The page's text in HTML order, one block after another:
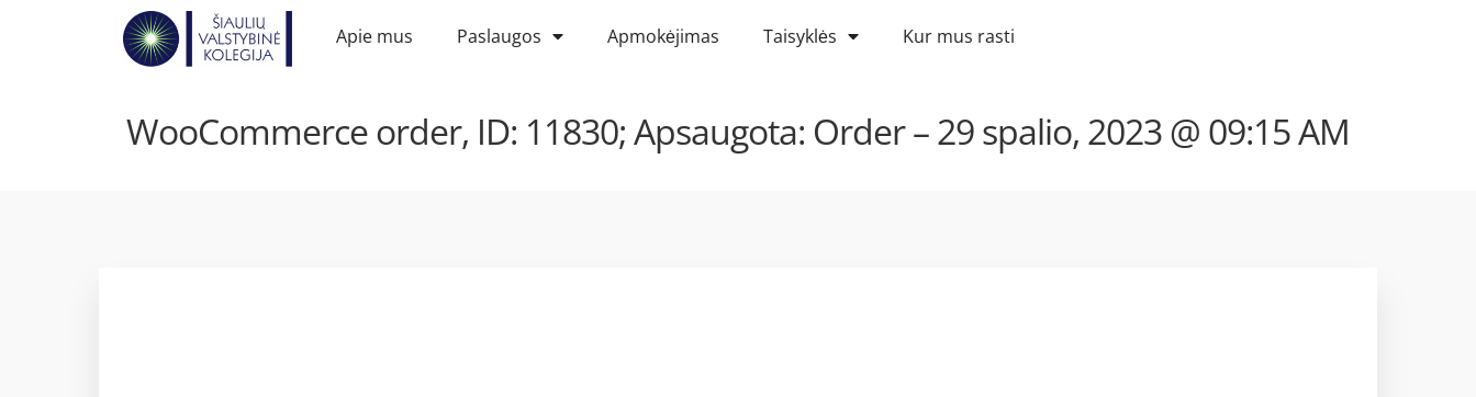
Apie mus Paslaugos Apmokėjimas Taisyklės Kur mus rasti
WooCommerce order, ID: 11830; Apsaugota: Order – 29 spalio, 2023 @ 09:15 AM